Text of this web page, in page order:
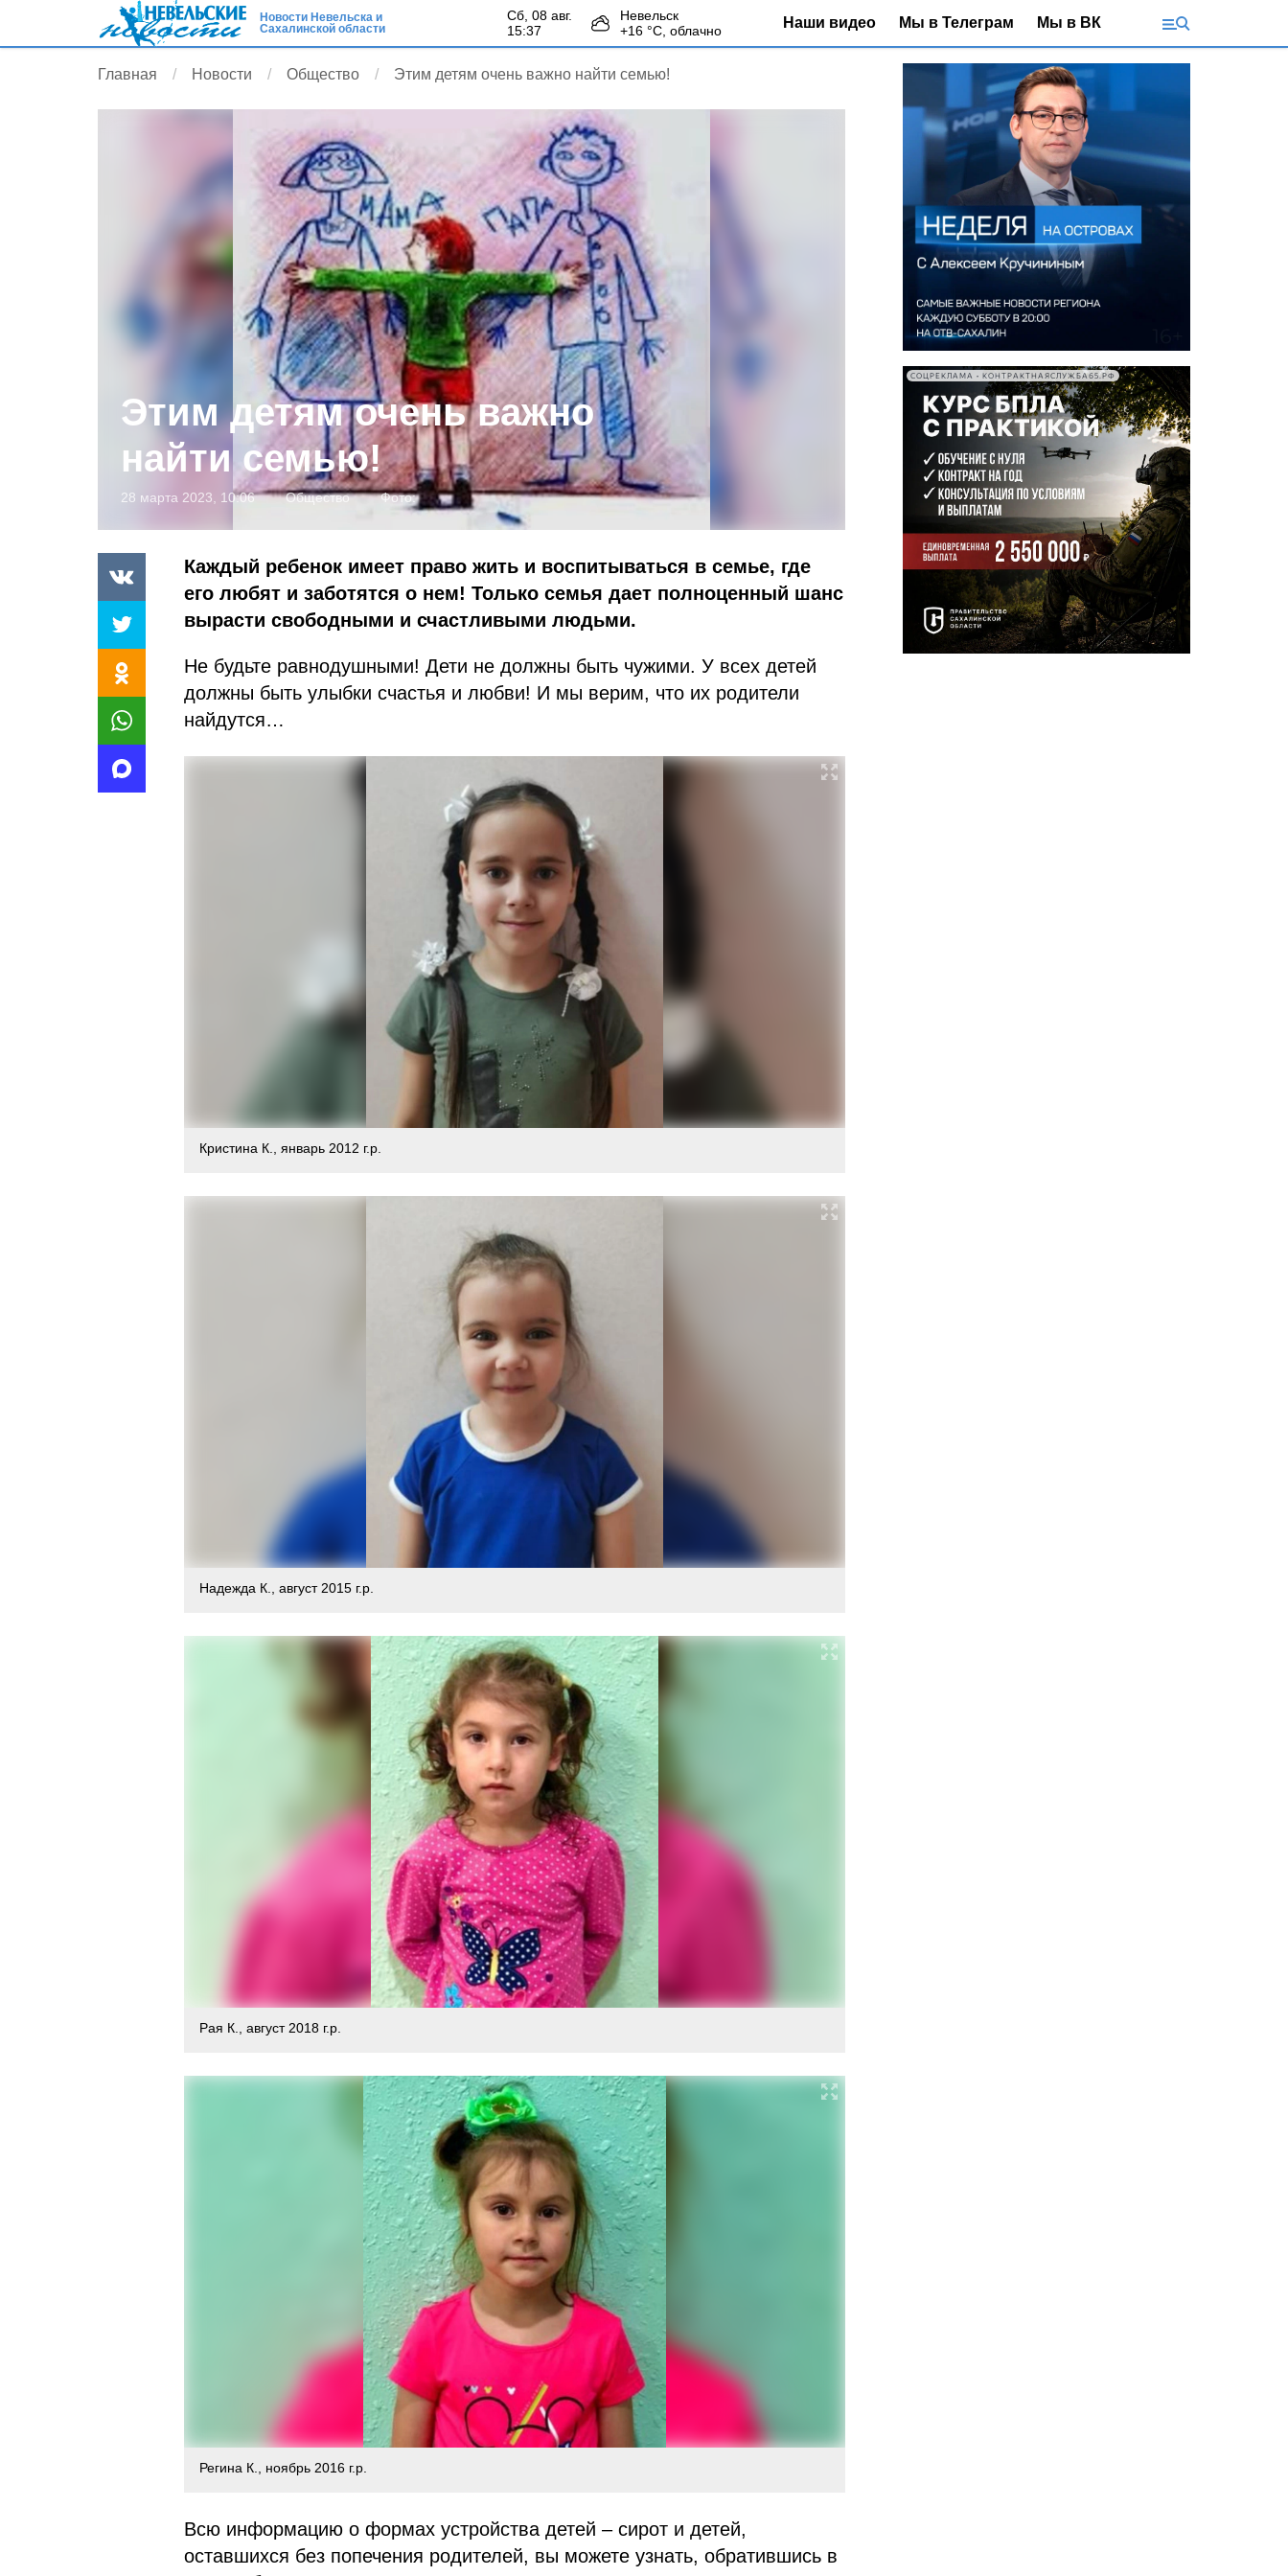
Новости Невельска и
Сахалинской области
сб, 08 авг.
15:37
Невельск
+16 °С, облачно Наши видео Мы в Телеграм Мы в ВК
Главная Новости Общество Этим детям очень важно найти семью!
Этим детям очень важно
найти семью!
28 марта 2023, 10:06 Общество Фото:
Каждый ребенок имеет право жить и воспитываться в семье, где
его любят и заботятся о нем! Только семья дает полноценный шанс
вырасти свободными и счастливыми людьми.
Не будьте равнодушными! Дети не должны быть чужими. У всех детей
должны быть улыбки счастья и любви! И мы верим, что их родители
найдутся…
Кристина К., январь 2012 г.р.
Надежда К., август 2015 г.р.
Рая К., август 2018 г.р.
Регина К., ноябрь 2016 г.р.
Всю информацию о формах устройства детей – сирот и детей,
оставшихся без попечения родителей, вы можете узнать, обратившись в
СОЦРЕКЛАМА • КОНТРАКТНАЯСЛУЖБА65.РФ